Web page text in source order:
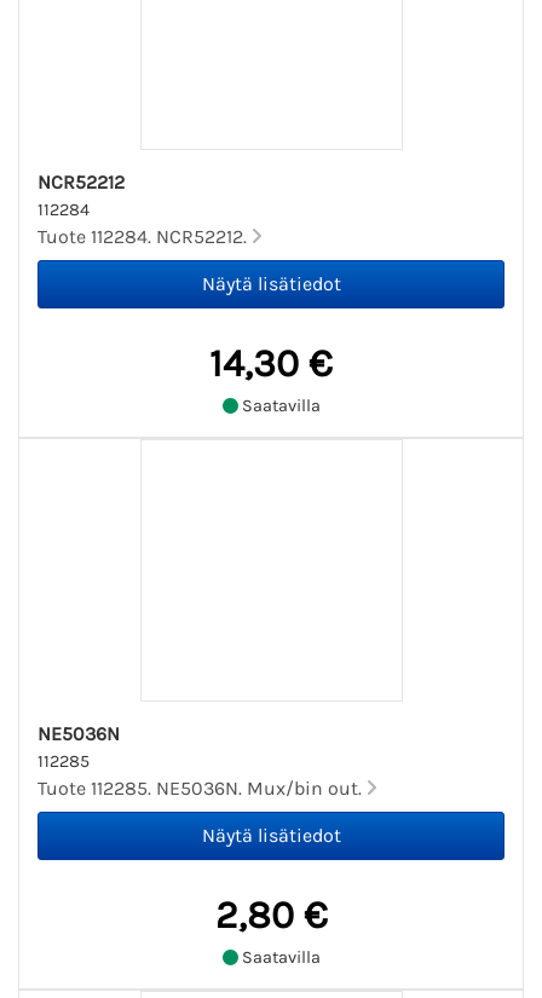
NCR52212
112284
Tuote 112284. NCR52212.
14,30 €
Saatavilla
NE5036N
112285
Tuote 112285. NE5036N. Mux/bin out.
2,80 €
Saatavilla